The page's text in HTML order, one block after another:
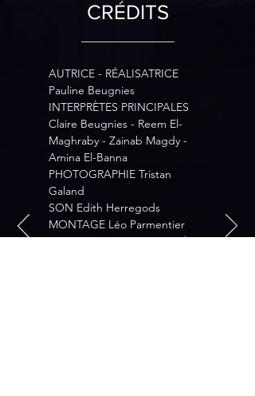
CRÉDITS
AUTRICE - RÉALISATRICE
Pauline Beugnies
INTERPRÈTES PRINCIPALES
Claire Beugnies - Reem El-
Maghraby - Zainab Magdy -
Amina El-Banna
PHOTOGRAPHIE Tristan
Galand
SON Edith Herregods
MONTAGE Léo Parmentier
MONTAGE SON Lise Bouchez